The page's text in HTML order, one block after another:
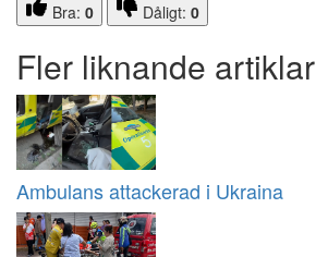
Bra: 0 Dåligt: 0
Fler liknande artiklar
Ambulans attackerad i Ukraina